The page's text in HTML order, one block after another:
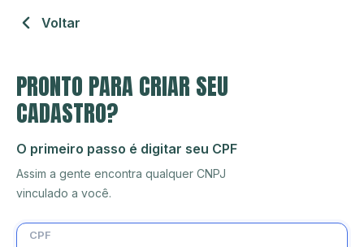
Voltar
PRONTO PARA CRIAR SEU
CADASTRO?
O primeiro passo é digitar seu CPF
Assim a gente encontra qualquer CNPJ
vinculado a você.
CPF